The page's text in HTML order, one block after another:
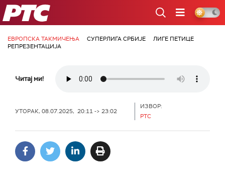
РТС
ЕВРОПСКА ТАКМИЧЕЊА СУПЕРЛИГА СРБИЈЕ
ЛИГЕ ПЕТИЦЕ
РЕПРЕЗЕНТАЦИЈА
Читај ми!
УТОРАК, 08.07.2025, 20:11 -> 23:02
ИЗВОР:
РТС